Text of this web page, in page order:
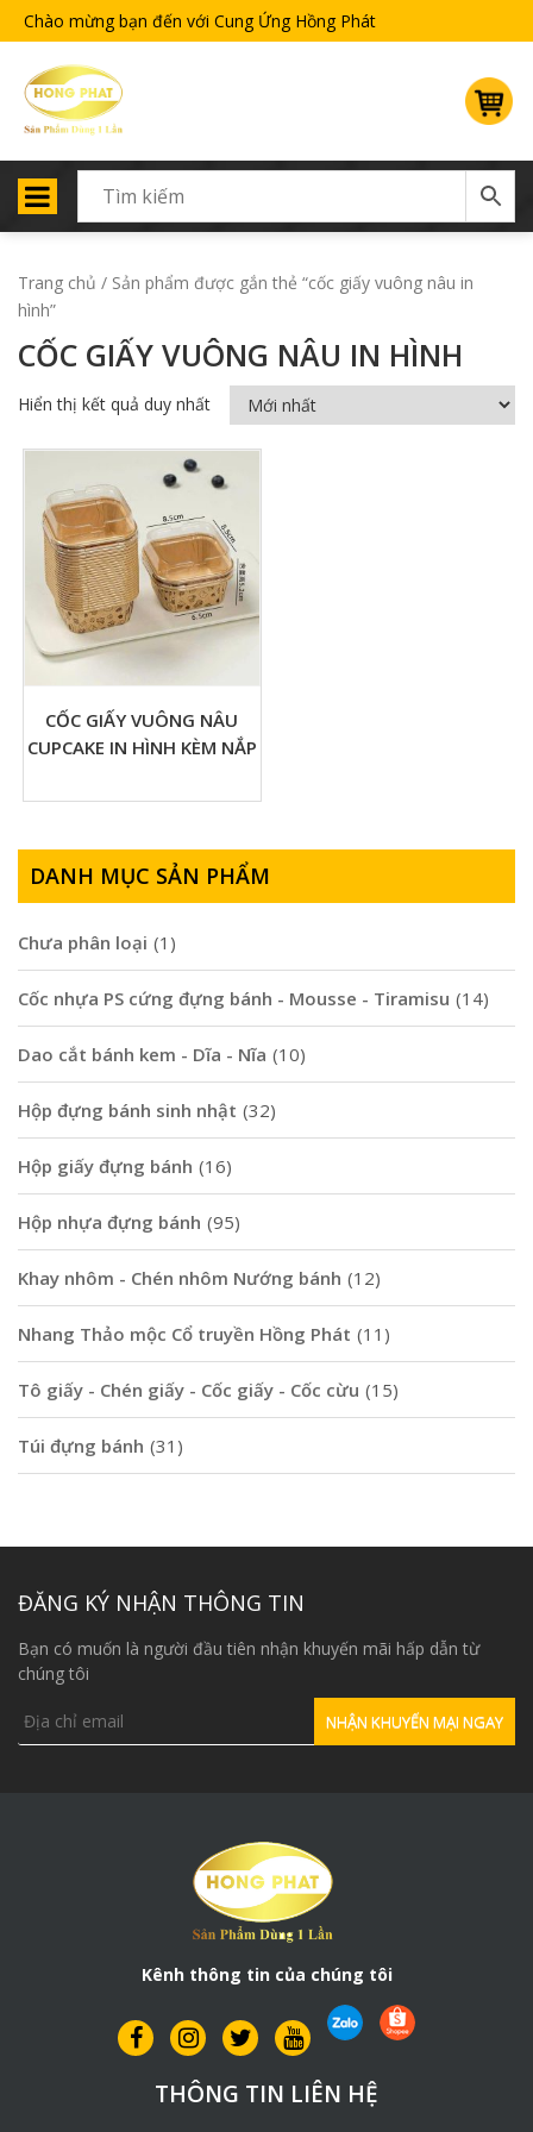
Chào mừng bạn đến với Cung Ứng Hồng Phát
Trang chủ / Sản phẩm được gắn thẻ “cốc giấy vuông nâu in
hình”
CỐC GIẤY VUÔNG NÂU IN HÌNH
Hiển thị kết quả duy nhất
CỐC GIẤY VUÔNG NÂU
CUPCAKE IN HÌNH KÈM NẮP
DANH MỤC SẢN PHẨM
Chưa phân loại (1)
Cốc nhựa PS cứng đựng bánh - Mousse - Tiramisu (14)
Dao cắt bánh kem - Dĩa - Nĩa (10)
Hộp đựng bánh sinh nhật (32)
Hộp giấy đựng bánh (16)
Hộp nhựa đựng bánh (95)
Khay nhôm - Chén nhôm Nướng bánh (12)
Nhang Thảo mộc Cổ truyền Hồng Phát (11)
Tô giấy - Chén giấy - Cốc giấy - Cốc cừu (15)
Túi đựng bánh (31)
ĐĂNG KÝ NHẬN THÔNG TIN
Bạn có muốn là người đầu tiên nhận khuyến mãi hấp dẫn từ
chúng tôi
Kênh thông tin của chúng tôi
THÔNG TIN LIÊN HỆ